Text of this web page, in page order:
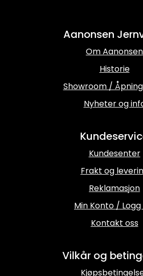
Aanonsen
Om Aanonsen
Historie
Showroom /
Nyheter og
Kundesenter
Frakt og
Reklamasjon
Min Konto / Logg
Kontakt oss
Vilkår og